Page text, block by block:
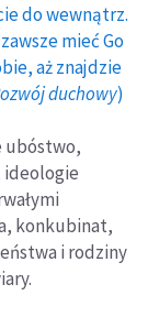
do wewnątrz.
mieć Go
aż znajdzie
duchowy)
ubóstwo,
ideologie
konkubinat,
i rodziny